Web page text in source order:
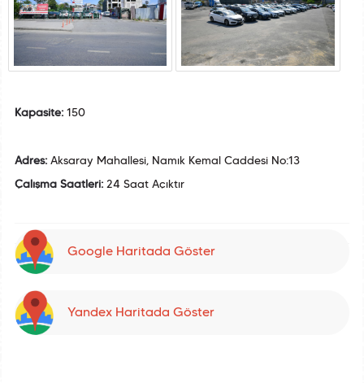
Kapasite: 150
Adres:Aksaray Mahallesi, Namık Kemal Caddesi No:13
Çalışma Saatleri: 24 Saat Açıktır
Google Haritada Göster
Yandex Haritada Göster